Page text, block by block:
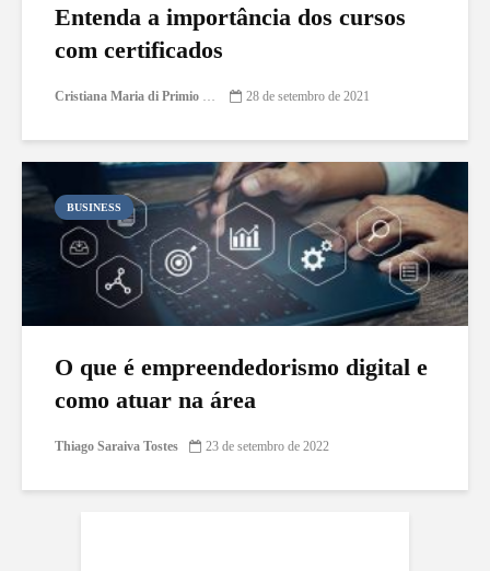
Entenda a importância dos cursos
com certificados
Cristiana Maria di Primio Gonçalves 28 de setembro de 2021
BUSINESS
O que é empreendedorismo digital e
como atuar na área
Thiago Saraiva Tostes 23 de setembro de 2022